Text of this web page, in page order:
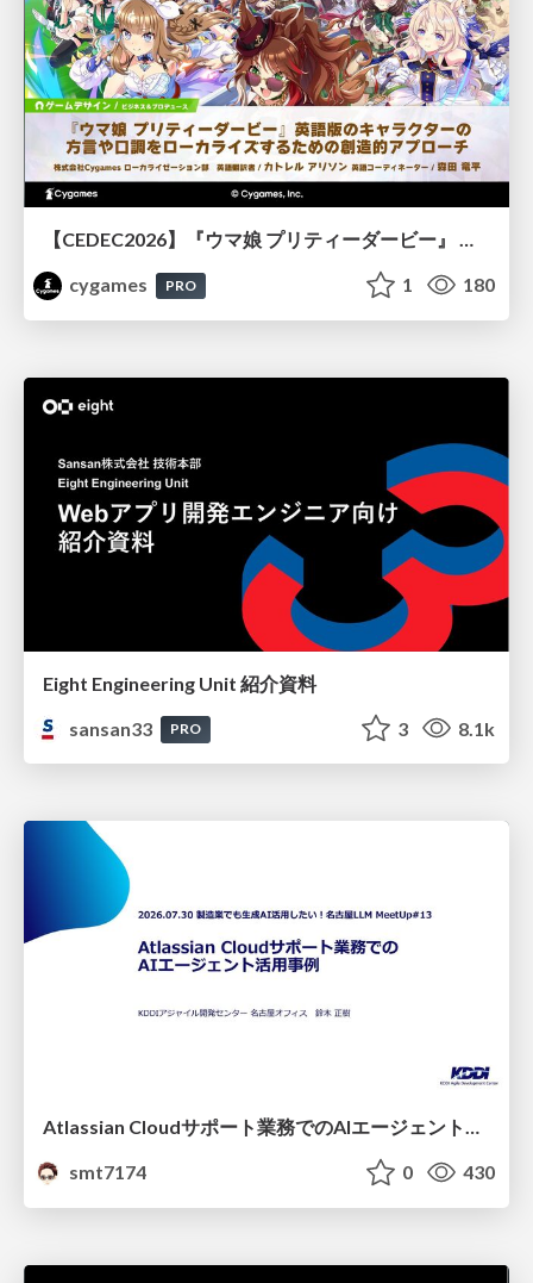
【CEDEC2026】『ウマ娘 プリティーダービー』 英語版のキャラクターの方言や口調をローカライズするための創造的アプローチ
cygames
PRO 1 180
Eight Engineering Unit 紹介資料
sansan33
PRO 3 8.1k
Atlassian Cloudサポート業務でのAIエージェント活用事例
smt7174
0 430